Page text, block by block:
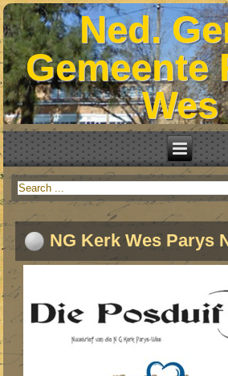
Ned.
Gemeente
Wes
NG Kerk Wes Parys